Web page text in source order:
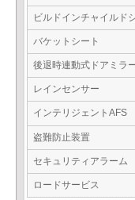
ビルドインチャイルド
バケットシート
後退時連動式ドアミラ
レインセンサー
インテリジェントAFS
盗難防止装置
セキュリティアラーム
ロードサービス